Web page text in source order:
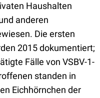
Haushalten
anderen
Die ersten
2015 dokumentiert;
Fälle von VSBV-1-
standen in
Eichhörnchen der